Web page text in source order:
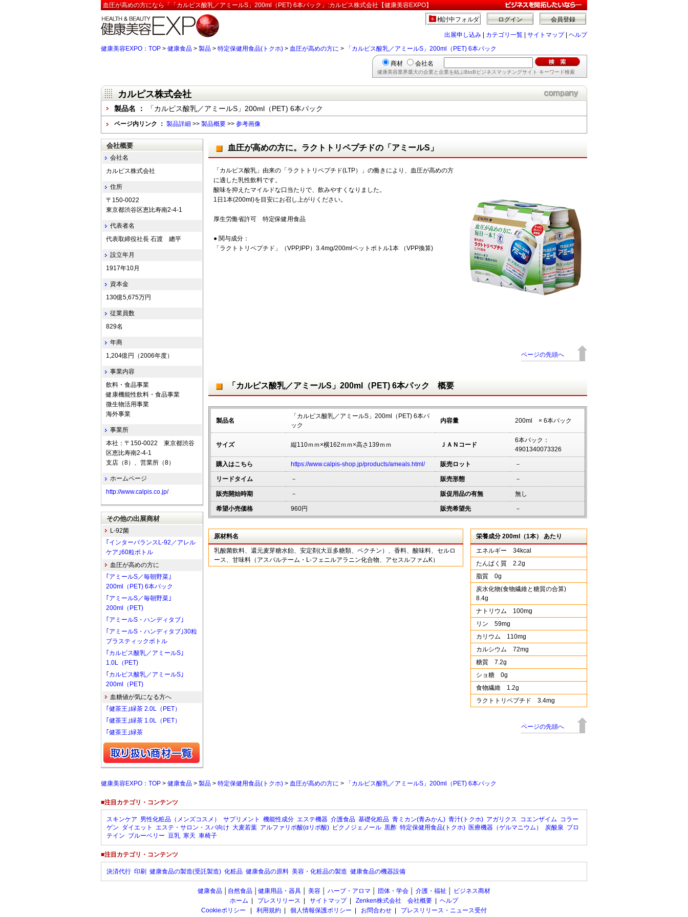
血圧が高めの方になら「「カルピス酸乳／アミールS」200ml（PET) 6本パック」:カルピス株式会社【健康美容EXPO】
会員登録
ログイン
検討中フォルダ
出展申し込み カテゴリ一覧 サイトマップ| ヘルプ
健康美容EXPO：TOP > 健康食品 > 製品 > 特定保健用食品(トクホ) > 血圧が高めの方に > 「カルピス酸乳／アミールS」200ml（PET) 6本パック
商材 会社名
健康美容業界最大の企業と企業を結ぶBtoBビジネスマッチングサイト キーワード検索
カルピス株式会社
製品名 ： 「カルピス酸乳／アミールS」200ml（PET) 6本パック
ページ内リンク ： 製品詳細 >> 製品概要 >> 参考画像
血圧が高めの方に。ラクトトリペプチドの「アミールS」
「カルピス酸乳」由来の「ラクトトリペプチド(LTP）」の働きにより、血圧が高めの方
に適した乳性飲料です。
酸味を抑えたマイルドな口当たりで、飲みやすくなりました。
1日1本(200ml)を目安にお召し上がりください。
厚生労働省許可 特定保健用食品
● 関与成分：
「ラクトトリペプチド」（VPP,IPP）3.4mg/200mlペットボトル1本 （VPP換算)
ページの先頭へ
「カルピス酸乳／アミールS」200ml（PET) 6本パック 概要
製品名
「カルピス酸乳／アミールS」200ml（PET) 6本パ
ック
内容量 200ml × 6本パック
サイズ 縦110ｍｍ×横162ｍｍ×高さ139ｍｍ ＪＡＮコード
6本パック：
4901340073326
購入はこちら https://www.calpis-shop.jp/products/ameals.html/ 販売ロット －
リードタイム － 販売形態 －
販売開始時期 － 販促用品の有無 無し
希望小売価格 960円 販売希望先 －
原材料名
乳酸菌飲料、還元麦芽糖水飴、安定剤(大豆多糖類、ペクチン）、香料、酸味料、セルロ
ース、甘味料（アスパルテーム・L-フェニルアラニン化合物、アセスルファムK）
栄養成分 200ml（1本） あたり
エネルギー 34kcal
たんぱく質 2.2g
脂質 0g
炭水化物(食物繊維と糖質の合算)
8.4g
ナトリウム 100mg
リン 59mg
カリウム 110mg
カルシウム 72mg
糖質 7.2g
ショ糖 0g
食物繊維 1.2g
ラクトトリペプチド 3.4mg
ページの先頭へ
会社概要
会社名
カルピス株式会社
住所
〒150-0022
東京都渋谷区恵比寿南2-4-1
代表者名
代表取締役社長 石渡 總平
設立年月
1917年10月
資本金
130億5,675万円
従業員数
829名
年商
1,204億円（2006年度）
事業内容
飲料・食品事業
健康機能性飲料・食品事業
微生物活用事業
海外事業
事業所
本社：〒150-0022 東京都渋谷
区恵比寿南2-4-1
支店（8）、営業所（8）
ホームページ
http://www.calpis.co.jp/
その他の出展商材
L-92菌
｢インターバランスL-92／アレル
ケア｣60粒ボトル
血圧が高めの方に
｢アミールS／毎朝野菜｣
200ml（PET) 6本パック
｢アミールS／毎朝野菜｣
200ml（PET)
｢アミールS・ハンディタブ｣
｢アミールS・ハンディタブ｣30粒
プラスティックボトル
｢カルピス酸乳／アミールS｣
1.0L（PET)
｢カルピス酸乳／アミールS｣
200ml（PET)
血糖値が気になる方へ
｢健茶王｣緑茶 2.0L（PET）
｢健茶王｣緑茶 1.0L（PET）
｢健茶王｣緑茶
健康美容EXPO：TOP > 健康食品 > 製品 > 特定保健用食品(トクホ) > 血圧が高めの方に > 「カルピス酸乳／アミールS」200ml（PET) 6本パック
■注目カテゴリ・コンテンツ
スキンケア 男性化粧品（メンズコスメ） サプリメント 機能性成分 エステ機器 介護食品 基礎化粧品 青ミカン(青みかん) 青汁(トクホ) アガリクス コエンザイム コラー
ゲン ダイエット エステ・サロン・スパ向け 大麦若葉 アルファリポ酸(αリポ酸) ピクノジェノール 黒酢 特定保健用食品(トクホ) 医療機器（ゲルマニウム） 炭酸泉 プロ
テイン ブルーベリー 豆乳 寒天 車椅子
■注目カテゴリ・コンテンツ
決済代行 印刷 健康食品の製造(受託製造) 化粧品 健康食品の原料 美容・化粧品の製造 健康食品の機器設備
健康食品 自然食品 健康用品・器具 美容 ハーブ・アロマ 団体・学会 介護・福祉
ビジネス商材
ホーム
プレスリリース サイトマップ| Zenken株式会社 会社概要
ヘルプ
Cookieポリシー
利用規約 個人情報保護ポリシー お問合わせ プレスリリース・ニュース受付